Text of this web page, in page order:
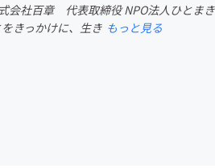
・サービス開発 フー
式会社百章 代表取締役 NPO法人ひと
きっかけに、生き もっと見る